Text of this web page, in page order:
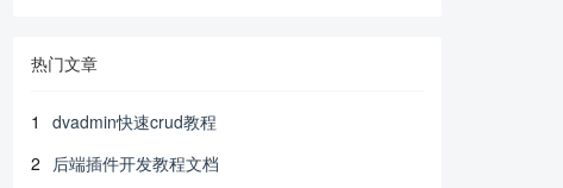
热门文章
1
dvadmin快速crud教程
2 后端插件开发教程文档